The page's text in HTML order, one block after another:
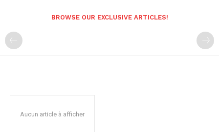
BROWSE OUR EXCLUSIVE ARTICLES!
Aucun article à afficher